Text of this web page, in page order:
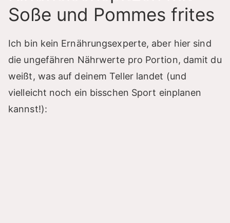
Soße und Pommes frites
Ich bin kein Ernährungsexperte, aber hier sind
die ungefähren Nährwerte pro Portion, damit du
weißt, was auf deinem Teller landet (und
vielleicht noch ein bisschen Sport einplanen
kannst!):